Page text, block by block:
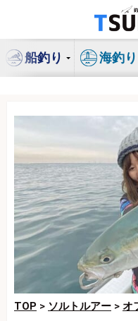
ン
船釣り 海釣り
TOP > ソルトルアー > オ